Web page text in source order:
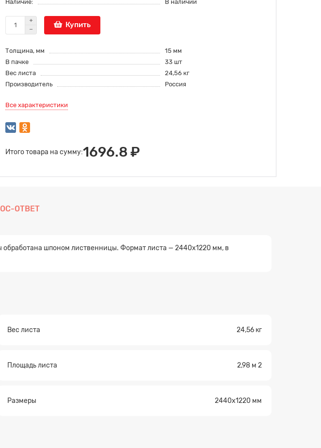
Наличие:
В наличии
Купить
Толщина, мм
15 мм
В пачке
33 шт
Вес листа
24,56 кг
Производитель
Россия
Все характеристики
Итого товара на сумму:1696.8 ₽
ОТВЕТ
шпоном лиственницы. Формат листа — 2440х1220 мм, в
Вес листа 24,56 кг
Площадь листа 2,98 м 2
Рaзмеры 2440x1220 мм